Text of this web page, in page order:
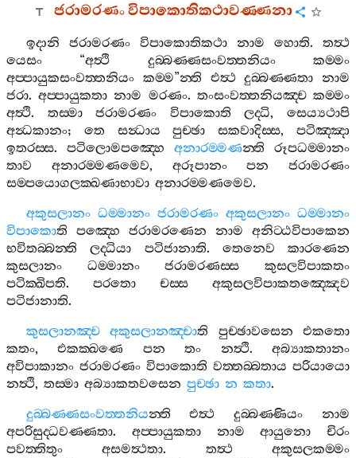
ජරාමරණංවිපාකොතිකථාවණ‍්ණනා
ඉදානි ජරාමරණං විපාකොතිකථා නාම හොති.තත්‍ථ
යෙසං “අත්‍ථි දුබ‍්බණ‍්ණසංවත‍්තනියං
කම‍්මං
අප‍්පායුකසංවත‍්තනියං කම‍්ම”න‍්ති එත්‍ථ දුබ‍්බණ‍්ණතා නාම
ජරා.අප‍්පායුකතා නාම මරණං. තංසංවත‍්තනියඤ‍්ච කම‍්මං
අත්‍ථි. තස‍්මා ජරාමරණං විපාකොති ලද‍්ධි,සෙය්‍යථාපි
අන්‍ධකානං; තෙ සන්‍ධාය පුච‍්ඡා සකවාදිස‍්ස,පටිඤ‍්ඤා
ඉතරස‍්ස. පටිලොමපඤ‍්හෙ අනාරම‍්මණන‍්ති
රූපධම‍්මානං
තාව
අනාරම‍්මණමෙව, අරූපානං පන
ජරාමරණං
සම‍්පයොගලක‍්ඛණාභාවා අනාරම‍්මණමෙව.
අකුසලානං ධම‍්මානං ජරාමරණං අකුසලානං ධම‍්මානං
විපාකොති පඤ‍්හෙ ජරාමරණෙන නාම
අනිට‍්ඨවිපාකෙන
භවිතබ‍්බන‍්ති
ලද‍්ධියා පටිජානාති. තෙනෙව
කාරණෙන
කුසලානං
ධම‍්මානං ජරාමරණස‍්ස
කුසලවිපාකතං
පටික‍්ඛිපති. පරතො චස‍්ස
අකුසලවිපාකතඤ‍්ඤෙව
පටිජානාති.
කුසලානඤ‍්ච
අකුසලානඤ‍්චාති පුච‍්ඡාවසෙන
එකතො
කතං,එකක‍්ඛණෙ පන තං නත්‍ථි.අබ්‍යාකතානං
අවිපාකානං ජරාමරණං විපාකොති වත‍්තබ‍්බතාය පරියායො
නත්‍ථි, තස‍්මා අබ්‍යාකතවසෙන පුච‍්ඡා න කතා.
දුබ‍්බණ‍්ණසංවත‍්තනියන‍්ති එත්‍ථ දුබ‍්බණ‍්ණියං
නාම
අපරිසුද‍්ධවණ‍්ණතා. අප‍්පායුකතා නාම ආයුනො
චිරං
පවත‍්තිතුං
අසමත්‍ථතා. තත්‍ථ
අකුසලකම‍්මං